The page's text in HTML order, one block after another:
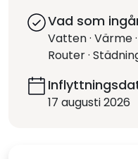
Vad som
Vatten · Värme
Router ·
17 augusti 2026